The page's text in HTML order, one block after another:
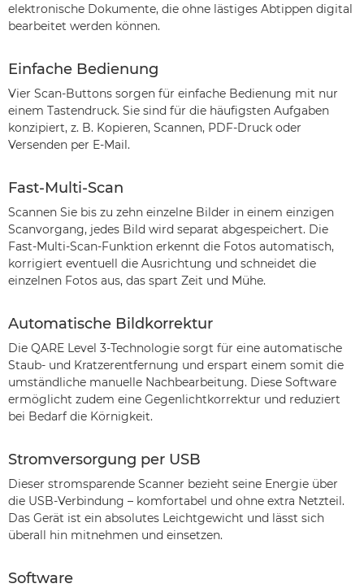
elektronische Dokumente, die ohne lästiges Abtippen digital
bearbeitet werden können.
Einfache Bedienung
Vier Scan-Buttons sorgen für einfache Bedienung mit nur
einem Tastendruck. Sie sind für die häufigsten Aufgaben
konzipiert, z. B. Kopieren, Scannen, PDF-Druck oder
Versenden per E-Mail.
Fast-Multi-Scan
Scannen Sie bis zu zehn einzelne Bilder in einem einzigen
Scanvorgang, jedes Bild wird separat abgespeichert. Die
Fast-Multi-Scan-Funktion erkennt die Fotos automatisch,
korrigiert eventuell die Ausrichtung und schneidet die
einzelnen Fotos aus, das spart Zeit und Mühe.
Automatische Bildkorrektur
Die QARE Level 3-Technologie sorgt für eine automatische
Staub- und Kratzerentfernung und erspart einem somit die
umständliche manuelle Nachbearbeitung. Diese Software
ermöglicht zudem eine Gegenlichtkorrektur und reduziert
bei Bedarf die Körnigkeit.
Stromversorgung per USB
Dieser stromsparende Scanner bezieht seine Energie über
die USB-Verbindung – komfortabel und ohne extra Netzteil.
Das Gerät ist ein absolutes Leichtgewicht und lässt sich
überall hin mitnehmen und einsetzen.
Software